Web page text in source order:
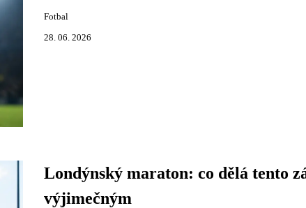
Fotbal
28. 06. 2026
Londýnský maraton: co dělá tento
výjimečným